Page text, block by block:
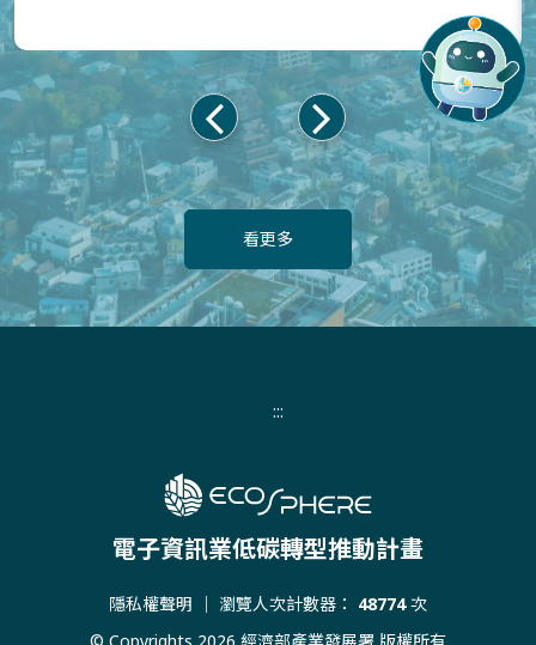
上
一
頁
下
一
頁
看更多
:::
電子資訊業低碳轉型推動計畫
隱私權聲明 ｜ 瀏覽人次計數器： 48774次